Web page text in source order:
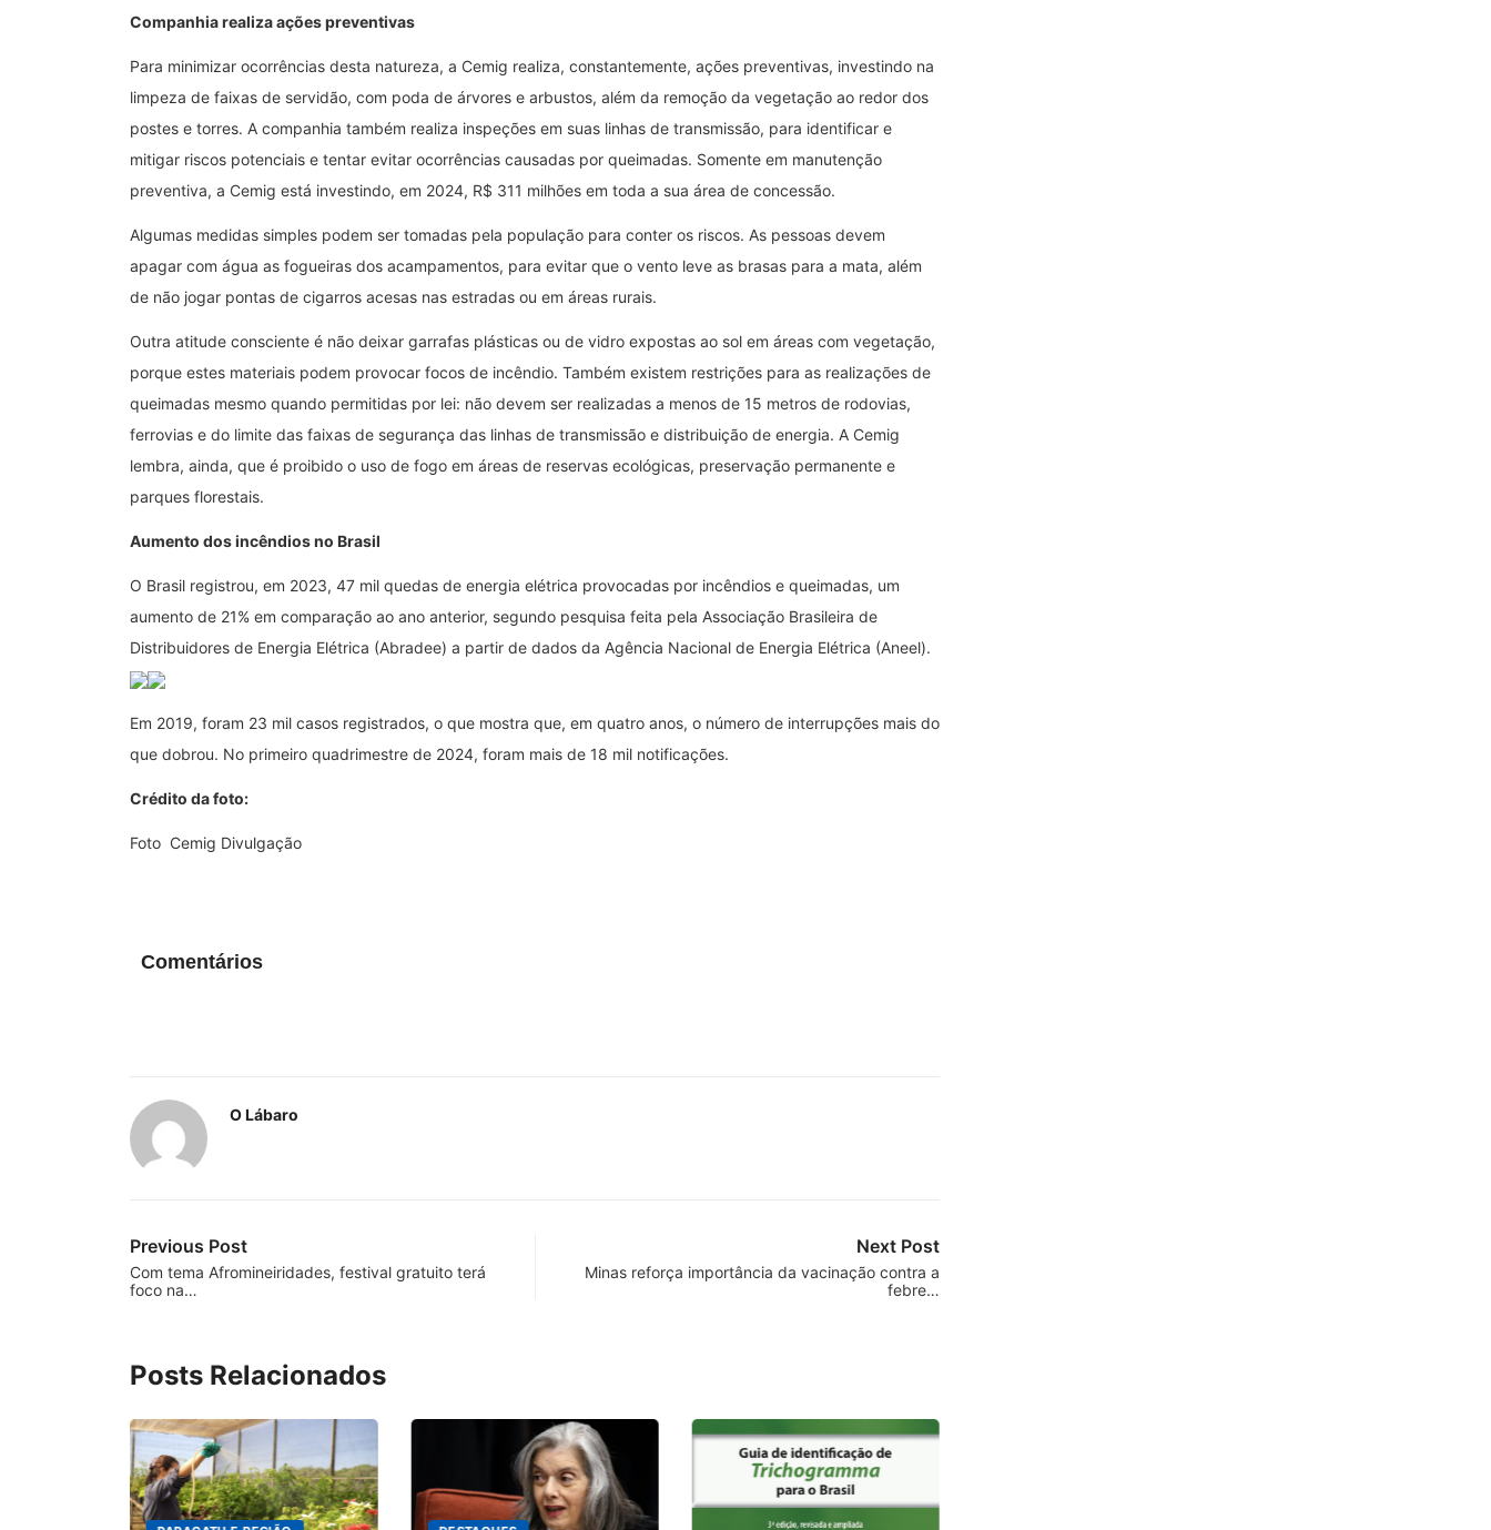
Companhia realiza ações preventivas
Para minimizar ocorrências desta natureza, a Cemig realiza, constantemente, ações preventivas, investindo na
limpeza de faixas de servidão, com poda de árvores e arbustos, além da remoção da vegetação ao redor dos
postes e torres. A companhia também realiza inspeções em suas linhas de transmissão, para identificar e
mitigar riscos potenciais e tentar evitar ocorrências causadas por queimadas. Somente em manutenção
preventiva, a Cemig está investindo, em 2024, R$ 311 milhões em toda a sua área de concessão.
Algumas medidas simples podem ser tomadas pela população para conter os riscos. As pessoas devem
apagar com água as fogueiras dos acampamentos, para evitar que o vento leve as brasas para a mata, além
de não jogar pontas de cigarros acesas nas estradas ou em áreas rurais.
Outra atitude consciente é não deixar garrafas plásticas ou de vidro expostas ao sol em áreas com vegetação,
porque estes materiais podem provocar focos de incêndio. Também existem restrições para as realizações de
queimadas mesmo quando permitidas por lei: não devem ser realizadas a menos de 15 metros de rodovias,
ferrovias e do limite das faixas de segurança das linhas de transmissão e distribuição de energia. A Cemig
lembra, ainda, que é proibido o uso de fogo em áreas de reservas ecológicas, preservação permanente e
parques florestais.
Aumento dos incêndios no Brasil
O Brasil registrou, em 2023, 47 mil quedas de energia elétrica provocadas por incêndios e queimadas, um
aumento de 21% em comparação ao ano anterior, segundo pesquisa feita pela Associação Brasileira de
Distribuidores de Energia Elétrica (Abradee) a partir de dados da Agência Nacional de Energia Elétrica (Aneel).
Em 2019, foram 23 mil casos registrados, o que mostra que, em quatro anos, o número de interrupções mais do
que dobrou. No primeiro quadrimestre de 2024, foram mais de 18 mil notificações.
Crédito da foto:
Foto Cemig Divulgação
Comentários
O Lábaro
Previous Post
Com tema Afromineiridades, festival gratuito terá
foco na…
Next Post
Minas reforça importância da vacinação contra a
febre…
Posts Relacionados